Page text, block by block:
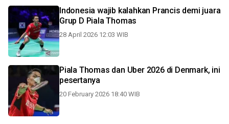
Indonesia wajib kalahkan Prancis demi juara
Grup D Piala Thomas
28 April 2026 12:03 WIB
Piala Thomas dan Uber 2026 di Denmark, ini
pesertanya
20 February 2026 18:40 WIB